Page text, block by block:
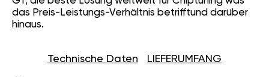
das Preis-Leistungs-Verhältnis betrifftund darüber
hinaus.
Technische Daten LIEFERUMFANG